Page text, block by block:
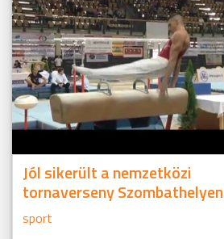
Jól sikerült a nemzetközi
tornaverseny Szombathelyen
sport